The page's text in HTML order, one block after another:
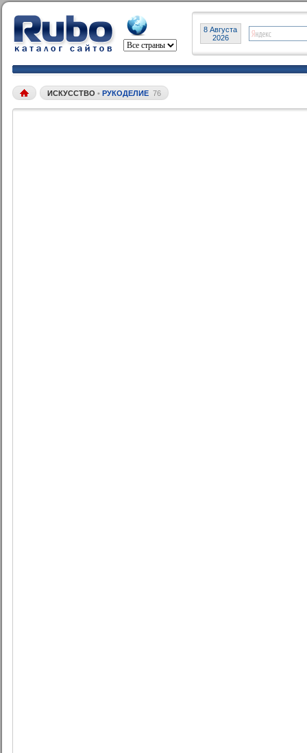
8 Августа
2026
ИСКУССТВО • РУКОДЕЛИЕ 76